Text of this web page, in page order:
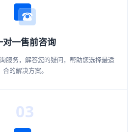
对一售前咨询
服务，解答您的疑问，帮助您选择最适
合的解决方案。
03